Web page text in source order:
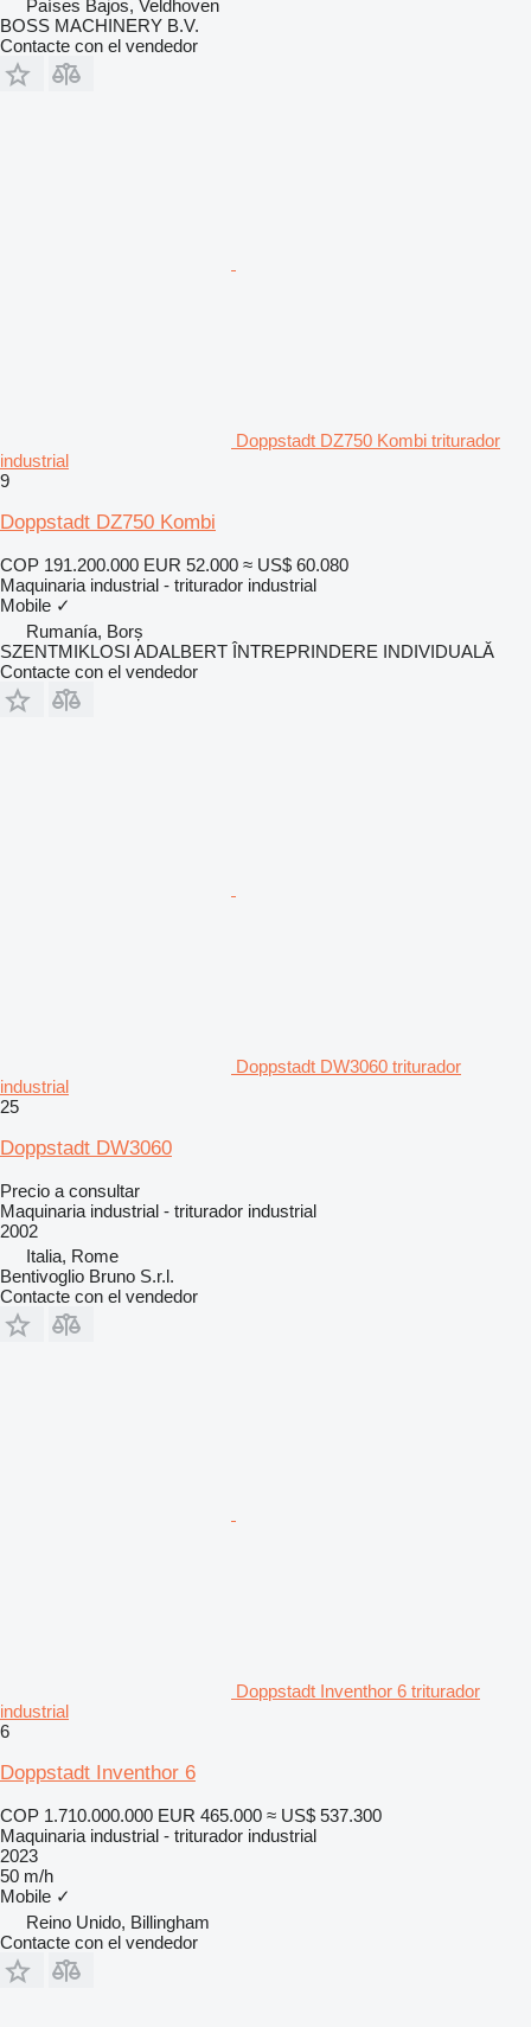
Países Bajos, Veldhoven
BOSS MACHINERY B.V.
Contacte con el vendedor
Doppstadt DZ750 Kombi triturador
industrial
9
Doppstadt DZ750 Kombi
COP 191.200.000 EUR 52.000 ≈ US$ 60.080
Maquinaria industrial - triturador industrial
Mobile ✓
Rumanía, Borș
SZENTMIKLOSI ADALBERT ÎNTREPRINDERE INDIVIDUALĂ
Contacte con el vendedor
Doppstadt DW3060 triturador
industrial
25
Doppstadt DW3060
Precio a consultar
Maquinaria industrial - triturador industrial
2002
Italia, Rome
Bentivoglio Bruno S.r.l.
Contacte con el vendedor
Doppstadt Inventhor 6 triturador
industrial
6
Doppstadt Inventhor 6
COP 1.710.000.000 EUR 465.000 ≈ US$ 537.300
Maquinaria industrial - triturador industrial
2023
50 m/h
Mobile ✓
Reino Unido, Billingham
Contacte con el vendedor